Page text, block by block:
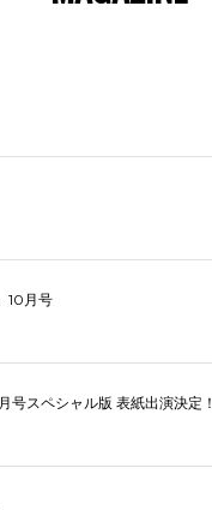
10月号
スペシャル版 表紙出演決定！